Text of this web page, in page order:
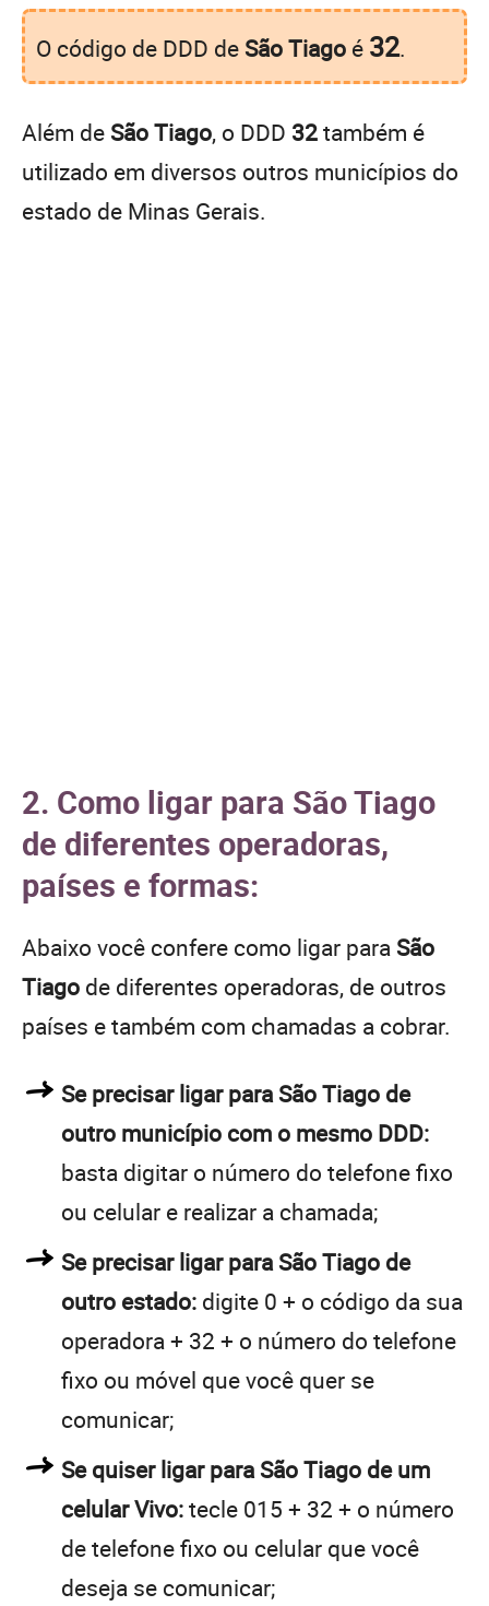
O código de DDD de São Tiago é 32.
Além de São Tiago, o DDD 32também é
utilizado em diversos outros municípios do
estado de Minas Gerais.
2. Como ligar para São Tiago
de diferentes operadoras,
países e formas:
Abaixo você confere como ligar para São
Tiago de diferentes operadoras, de outros
países e também com chamadas a cobrar.
Se precisar ligar para São Tiago de
outro município com o mesmo DDD:
basta digitar o número do telefone fixo
ou celular e realizar a chamada;
Se precisar ligar para São Tiago de
outro estado: digite 0 + o código da sua
operadora + 32 + o número do telefone
fixo ou móvel que você quer se
comunicar;
Se quiser ligar para São Tiago de um
celular Vivo:tecle 015 + 32 + o número
de telefone fixo ou celular que você
deseja se comunicar;